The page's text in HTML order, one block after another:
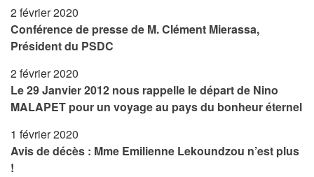
2 février 2020
Conférence de presse de M. Clément Mierassa,
Président du PSDC
2 février 2020
Le 29 Janvier 2012 nous rappelle le départ de Nino
MALAPET pour un voyage au pays du bonheur éternel
1 février 2020
Avis de décès : Mme Emilienne Lekoundzou n’est plus
!